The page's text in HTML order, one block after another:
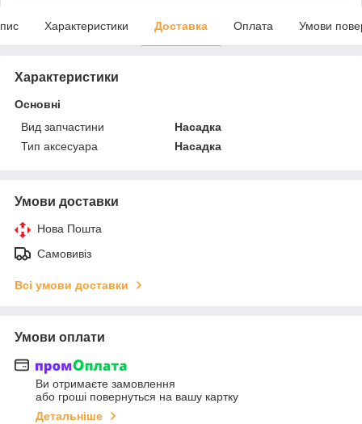
Характеристики Доставка Оплата Умови
Характеристики
Основні
Вид запчастини
Насадка
Тип аксесуара
Насадка
Умови доставки
Нова Пошта
Самовивіз
Всі умови доставки
Умови оплати
Ви отримаєте замовлення
або гроші повернуться на вашу картку
Детальніше